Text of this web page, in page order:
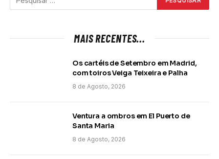
MAIS RECENTES...
Os cartéis de Setembro em Madrid,
com toiros Veiga Teixeira e Palha
8 de Agosto, 2026
Ventura a ombros em El Puerto de
Santa Maria
8 de Agosto, 2026